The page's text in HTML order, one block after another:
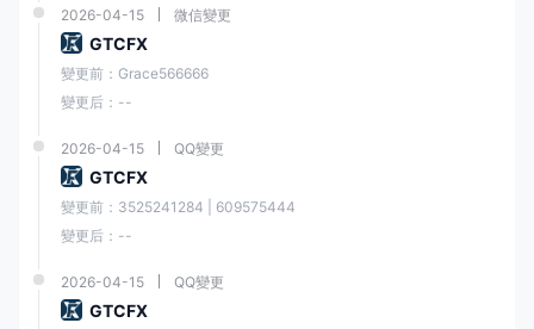
取款
行轉賬取款通常需要1-3個工作日，信用卡&借記卡和電子錢包取款付款方
內。
客戶支持
這 澤匯資本可以通過電子郵件 24/7 獲得客戶支持：support@ 澤匯資本
2026-04-15 微信變更
GTCFX
變更前：Grace566666
變更后：--
2026-04-15 QQ變更
GTCFX
變更前：3525241284 | 609575444
變更后：--
2026-04-15 QQ變更
GTCFX